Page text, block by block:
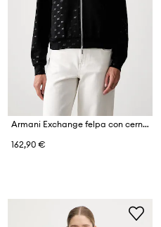
Armani Exchange felpa con cerniera da donna con cotone
162,90 €